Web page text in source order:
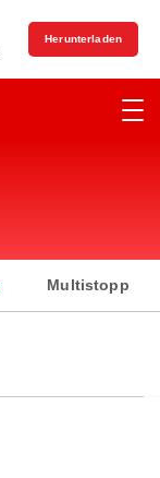
Herunterladen
Multistopp